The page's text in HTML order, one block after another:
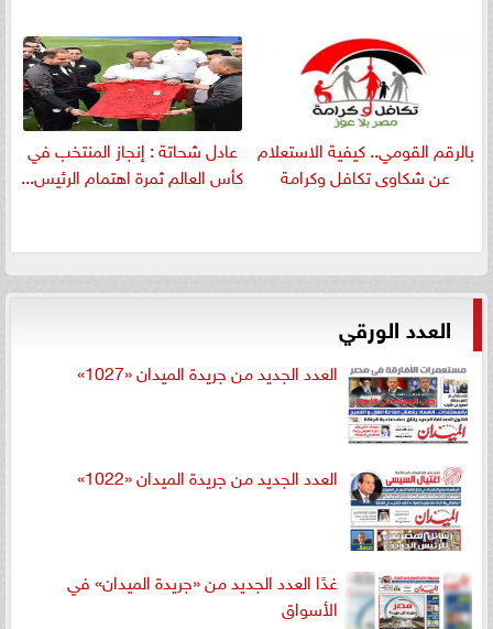
بالرقم القومي.. كيفية الاستعلام
عن شكاوى تكافل وكرامة
عادل شحاتة : إنجاز المنتخب في
كأس العالم ثمرة اهتمام الرئيس...
العدد الورقي
العدد الجديد من جريدة الميدان «1027»
العدد الجديد من جريدة الميدان «1022»
غدًا العدد الجديد من «جريدة الميدان» في
الأسواق